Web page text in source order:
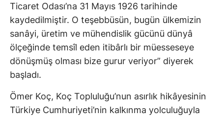
Ticaret Odası’na 31 Mayıs 1926 tarihinde
kaydedilmiştir. O teşebbüsün, bugün ülkemizin
sanâyi, üretim ve mühendislik gücünü dünyâ
ölçeğinde temsîl eden itibârlı bir müesseseye
dönüşmüş olması bize gurur veriyor” diyerek
başladı.
Ömer Koç, Koç Topluluğu’nun asırlık hikâyesinin
Türkiye Cumhuriyeti’nin kalkınma yolculuğuyla